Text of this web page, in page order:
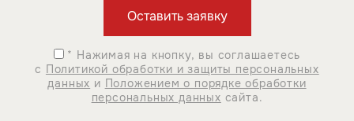
* Нажимая на кнопку, вы соглашаетесь
с Политикой обработки и защиты персональных
данных и Положением о порядке обработки
персональных данных сайта.